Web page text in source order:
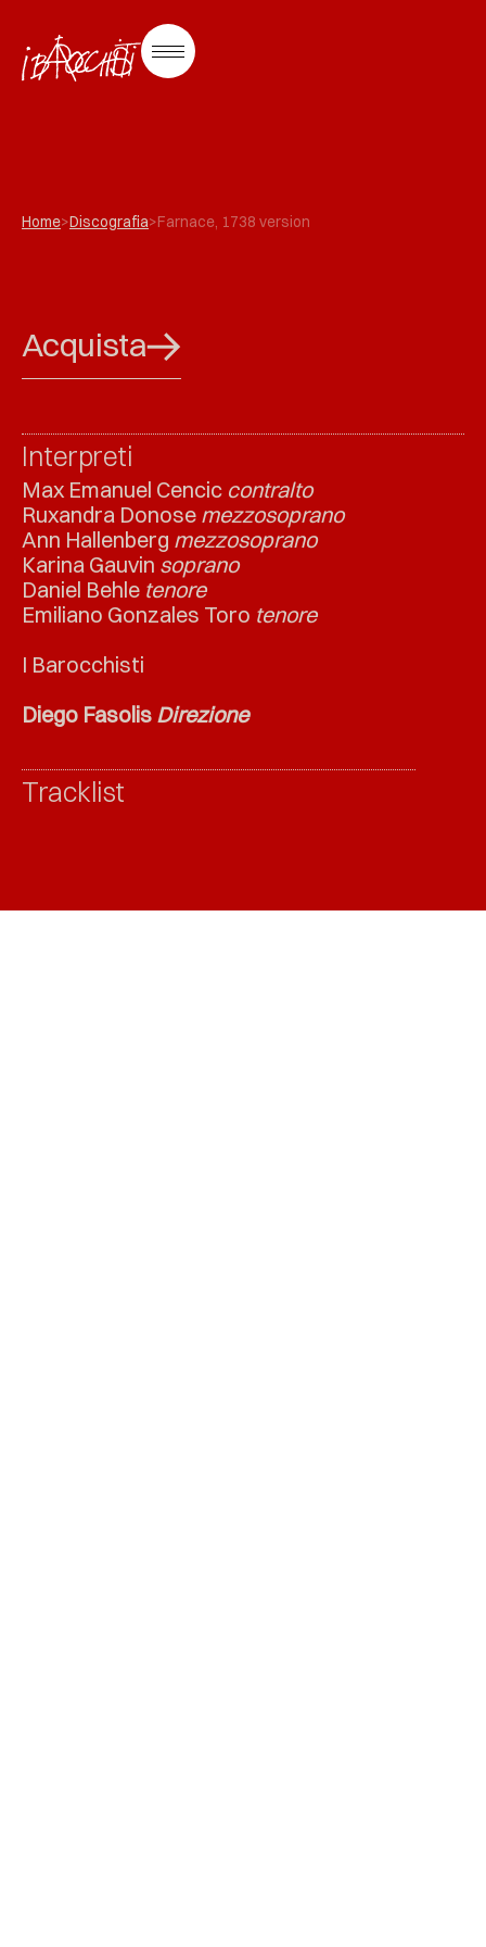
Home>Discografia>Farnace, 1738 version
Acquista
Interpreti
Max Emanuel Cencic contralto
Ruxandra Donose mezzosoprano
Ann Hallenberg mezzosoprano
Karina Gauvin soprano
Daniel Behle tenore
Emiliano Gonzales Toro tenore
I Barocchisti
Diego Fasolis Direzione
Tracklist